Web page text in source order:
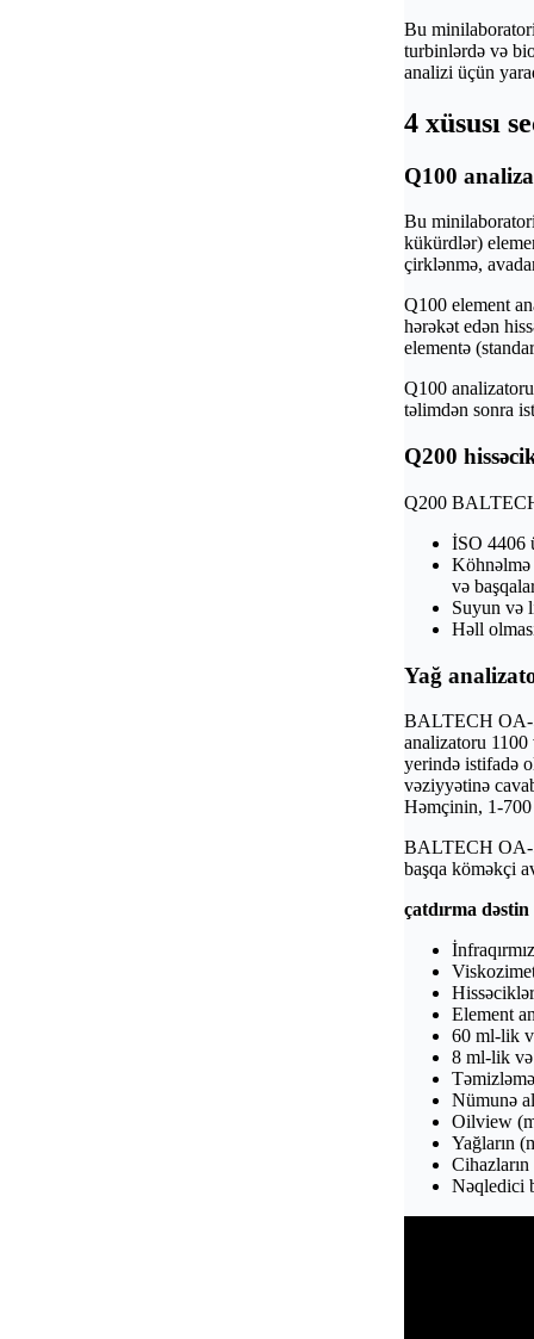
Bu
turbinlәrdә vә
analizi üçün
4 xüsusı
Q100
Bu
kükürdlәr)
çirklәnmә,
Q100 element
hәrәkәt edәn
elementә
Q100
tәlimdәn sonra
Q200
Q200
İSO 4406
Köhnәlmә
vә
Suyun vә
Hәll
Yağ
BALTECH OA-
analizatoru
yerindә istifadә
vәziyyәtinә
Hәmçinin, 1-700
BALTECH OA-
başqa kömәkçi
çatdırma
Element
60 ml-lik
8 ml-lik vә
Nümunә
Oilview
Yağların
Nәqledici